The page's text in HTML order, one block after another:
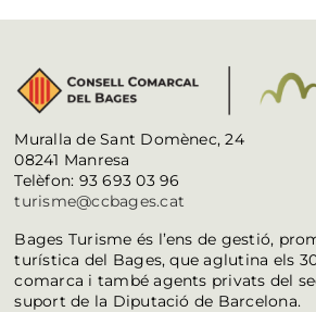
Muralla de Sant Domènec, 24
08241 Manresa
Telèfon: 93 693 03 96
turisme@ccbages.cat
Bages Turisme és l’ens de gestió,
turística del Bages, que aglutina els
comarca i també agents privats del
suport de la Diputació de Barcelona.